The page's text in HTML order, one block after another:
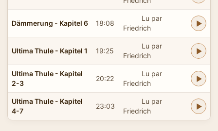
Dämmerung - Kapitel 6 18:08
Lu par
Friedrich
Ultima Thule - Kapitel 1 19:25
Lu par
Friedrich
Ultima Thule - Kapitel
2-3
20:22
Lu par
Friedrich
Ultima Thule - Kapitel
4-7
23:03
Lu par
Friedrich